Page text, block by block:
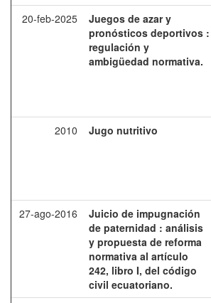
20-feb-2025
Juegos de azar y
pronósticos deportivos :
regulación y
ambigüedad normativa.
2010
Jugo nutritivo
27-ago-2016
Juicio de impugnación
de paternidad : análisis
y propuesta de reforma
normativa al artículo
242, libro I, del código
civil ecuatoriano.